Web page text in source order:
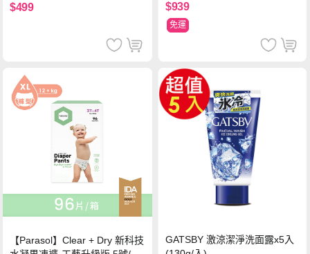
$499 $939
免運
【Parasol】Clear + Dry 新科技
GATSBY 激涼潔淨洗面露x5入